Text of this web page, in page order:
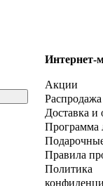
Интернет-
Акции
Распродажа
Доставка и
Программа
Правила
Политика